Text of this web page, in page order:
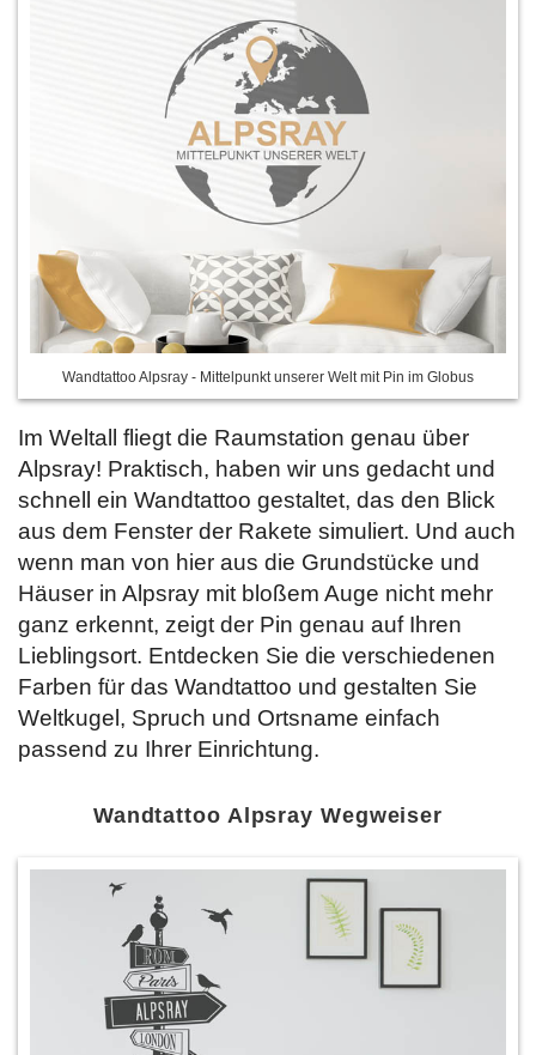
Wandtattoo Alpsray - Mittelpunkt unserer Welt mit Pin im Globus
Im Weltall fliegt die Raumstation genau über
Alpsray! Praktisch, haben wir uns gedacht und
schnell ein Wandtattoo gestaltet, das den Blick
aus dem Fenster der Rakete simuliert. Und auch
wenn man von hier aus die Grundstücke und
Häuser in Alpsray mit bloßem Auge nicht mehr
ganz erkennt, zeigt der Pin genau auf Ihren
Lieblingsort. Entdecken Sie die verschiedenen
Farben für das Wandtattoo und gestalten Sie
Weltkugel, Spruch und Ortsname einfach
passend zu Ihrer Einrichtung.
Wandtattoo Alpsray Wegweiser